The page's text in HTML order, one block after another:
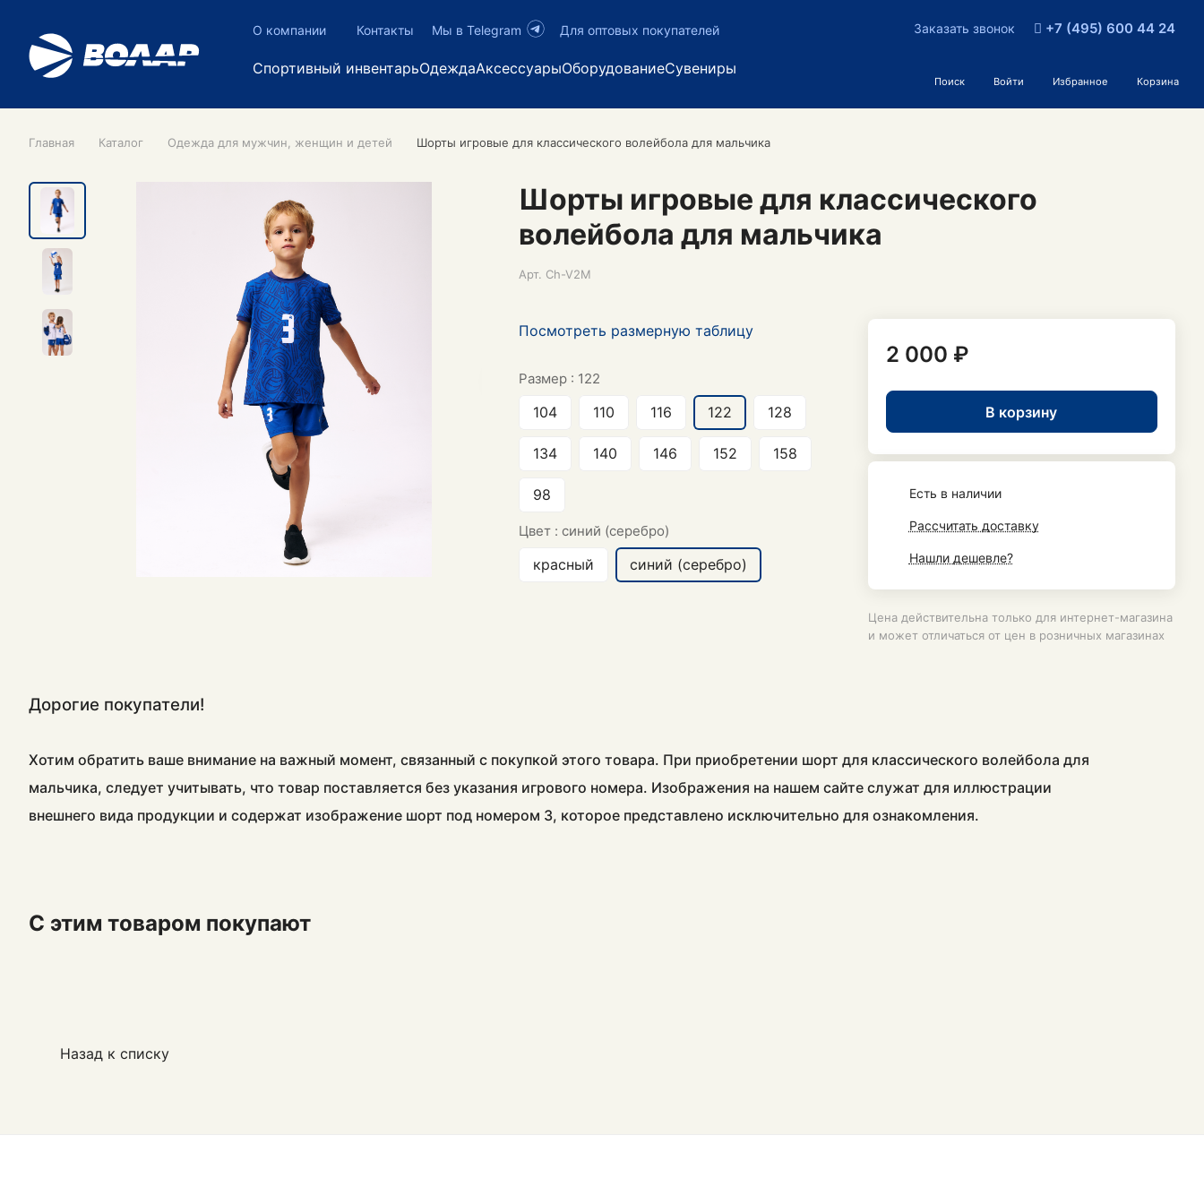
О компании Контакты Мы в Telegram Для оптовых покупателей
Спортивный инвентарьОдеждаАксессуарыОборудованиеСувениры
Заказать звонок +7 (495) 600 44 24
Поиск Войти Избранное Корзина
Главная Каталог Одежда для мужчин, женщин и детей Шорты игровые для классического волейбола для мальчика
Шорты игровые для классического
волейбола для мальчика
Арт. Ch-V2M
Посмотреть размерную таблицу
Размер : 122
104 110 116 122 128
134 140 146 152 158
98
Цвет : синий (серебро)
красный синий (серебро)
2 000 ₽
В корзину
Есть в наличии
Рассчитать доставку
Нашли дешевле?
Цена действительна только для интернет-магазина
и может отличаться от цен в розничных магазинах
Дорогие покупатели!
Хотим обратить ваше внимание на важный момент, связанный с покупкой этого товара. При приобретении шорт для классического волейбола для
мальчика, следует учитывать, что товар поставляется без указания игрового номера. Изображения на нашем сайте служат для иллюстрации
внешнего вида продукции и содержат изображение шорт под номером 3, которое представлено исключительно для ознакомления.
С этим товаром покупают
Назад к списку